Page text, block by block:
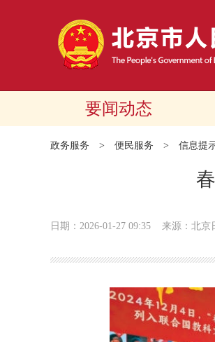
要闻动态
政务服务 > 便民服务 > 信息提
日期：2026-01-27 09:35 来源：北京